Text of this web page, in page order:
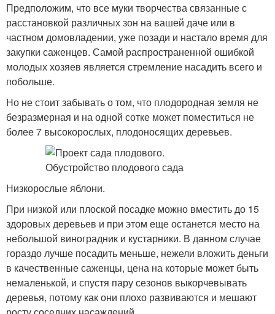
Предположим, что все муки творчества связанные с
расстановкой различных зон на вашей даче или в
частном домовладении, уже позади и настало время для
закупки саженцев. Самой распространенной ошибкой
молодых хозяев является стремление насадить всего и
побольше.
Но не стоит забывать о том, что плодородная земля не
безразмерная и на одной сотке может поместиться не
более 7 высокорослых, плодоносящих деревьев.
Низкорослые яблони.
При низкой или плоской посадке можно вместить до 15
здоровых деревьев и при этом еще останется место на
небольшой виноградник и кустарники. В данном случае
гораздо лучше посадить меньше, нежели вложить деньги
в качественные саженцы, цена на которые может быть
немаленькой, и спустя пару сезонов выкорчевывать
деревья, потому как они плохо развиваются и мешают